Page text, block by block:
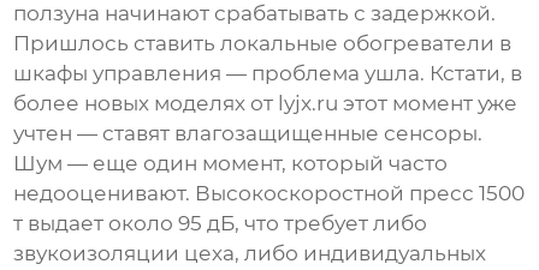
ползуна начинают срабатывать с задержкой.
Пришлось ставить локальные обогреватели в
шкафы управления — проблема ушла. Кстати, в
более новых моделях от lyjx.ru этот момент уже
учтен — ставят влагозащищенные сенсоры.
Шум — еще один момент, который часто
недооценивают. Высокоскоростной пресс 1500
т выдает около 95 дБ, что требует либо
звукоизоляции цеха, либо индивидуальных